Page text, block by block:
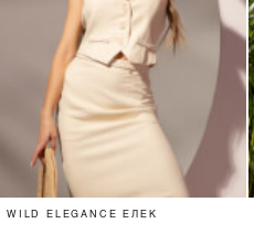
WILD ELEGANCE ЕЛЕК